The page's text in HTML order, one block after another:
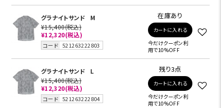
グラナイトサンド
M
¥15,400(税込)
¥12,320(税込)
コード 521263222803
在庫あり
カートに入れる
今だけクーポン利
用で10%OFF
グラナイトサンド
L
¥15,400(税込)
¥12,320(税込)
コード 521263222804
残り3点
カートに入れる
今だけクーポン利
用で10%OFF